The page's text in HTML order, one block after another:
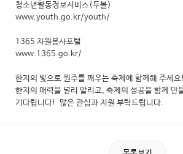
청소년활동정보서비스(두볼)
www.youth.go.kr/youth/
1365 자원봉사포털
www.1365.go.kr/
한지의 빛으로 원주를 깨우는 축제에 함께해 주세요!
한지의 매력을 널리 알리고, 축제의 성공을 함께 만
기다립니다! 많은 관심과 지원 부탁드립니다.